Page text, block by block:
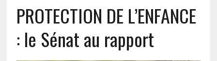
PROTECTION DE L’ENFANCE
: le Sénat au rapport